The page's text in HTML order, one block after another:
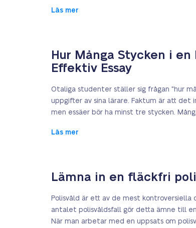
Läs mer
Hur Många Stycken i
Effektiv Essay
Otaliga studenter ställer sig frågan "hur
uppgifter av sina lärare. Faktum är att det
men essäer bör ha minst tre stycken.
Läs mer
Lämna in en fläckfri
Polisvåld är ett av de mest kontroversiella
antalet polisvåldsfall gör detta ämne till
När man arbetar med en uppsats om